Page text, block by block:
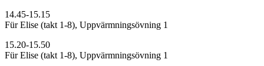
14.45-15.15
Für Elise (takt 1-8), Uppvärmningsövning 1
15.20-15.50
Für Elise (takt 1-8), Uppvärmningsövning 1